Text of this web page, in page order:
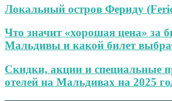
Локальный остров Фериду
Что значит «хорошая цена» за
Мальдивы и какой билет
Скидки, акции и специальные
отелей на Мальдивах на 2025